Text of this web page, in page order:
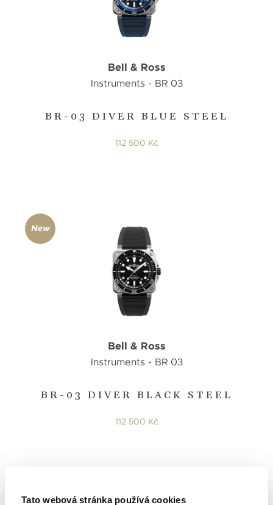
Tato webová stránka používá cookies
BR-03 DIVER BLUE STEEL
Bell & Ross
Instruments - BR 03
112 500 Kč
BR-03 DIVER BLACK STEEL
Bell & Ross
Instruments - BR 03
112 500 Kč
New